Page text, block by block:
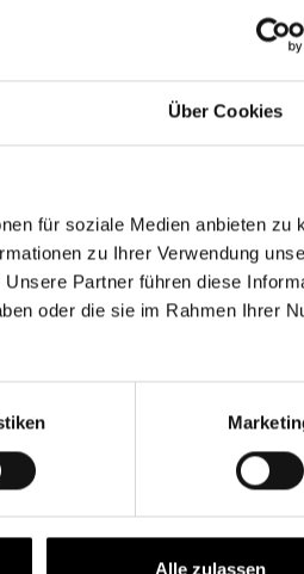
Über Cookies
für soziale Medien anbieten zu
zu Ihrer Verwendung
Partner führen diese
oder die sie im Rahmen Ihrer
Alle zulassen
FONDS